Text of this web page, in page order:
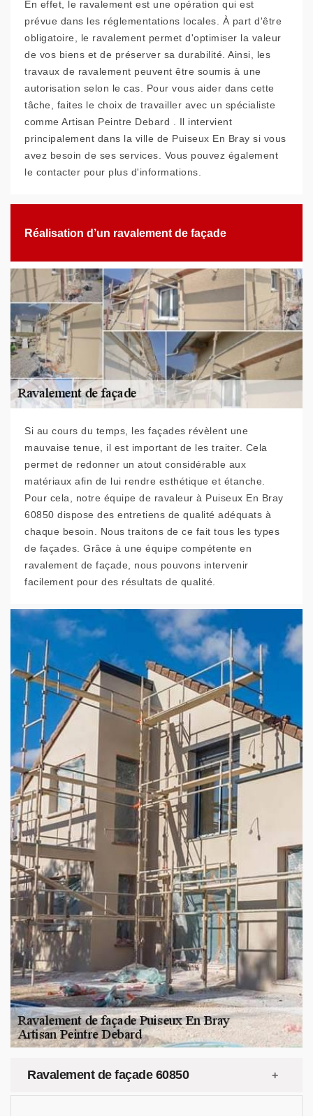
En effet, le ravalement est une opération qui est
prévue dans les réglementations locales. À part d'être
obligatoire, le ravalement permet d'optimiser la valeur
de vos biens et de préserver sa durabilité. Ainsi, les
travaux de ravalement peuvent être soumis à une
autorisation selon le cas. Pour vous aider dans cette
tâche, faites le choix de travailler avec un spécialiste
comme Artisan Peintre Debard . Il intervient
principalement dans la ville de Puiseux En Bray si vous
avez besoin de ses services. Vous pouvez également
le contacter pour plus d'informations.
Réalisation d’un ravalement de façade
Si au cours du temps, les façades révèlent une
mauvaise tenue, il est important de les traiter. Cela
permet de redonner un atout considérable aux
matériaux afin de lui rendre esthétique et étanche.
Pour cela, notre équipe de ravaleur à Puiseux En Bray
60850 dispose des entretiens de qualité adéquats à
chaque besoin. Nous traitons de ce fait tous les types
de façades. Grâce à une équipe compétente en
ravalement de façade, nous pouvons intervenir
facilement pour des résultats de qualité.
Ravalement de façade 60850